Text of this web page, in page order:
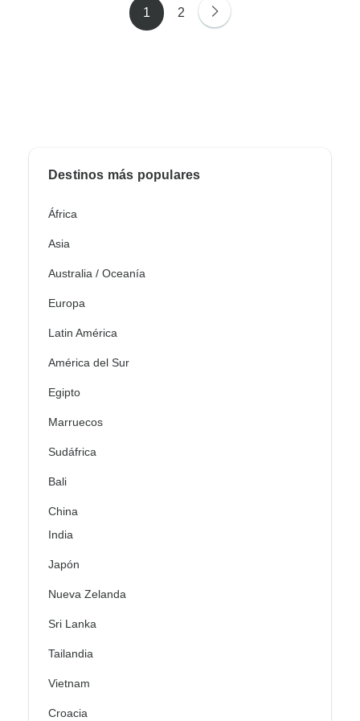
1 2
Destinos más populares
África
Asia
Australia / Oceanía
Europa
Latin América
América del Sur
Egipto
Marruecos
Sudáfrica
Bali
China
India
Japón
Nueva Zelanda
Sri Lanka
Tailandia
Vietnam
Croacia